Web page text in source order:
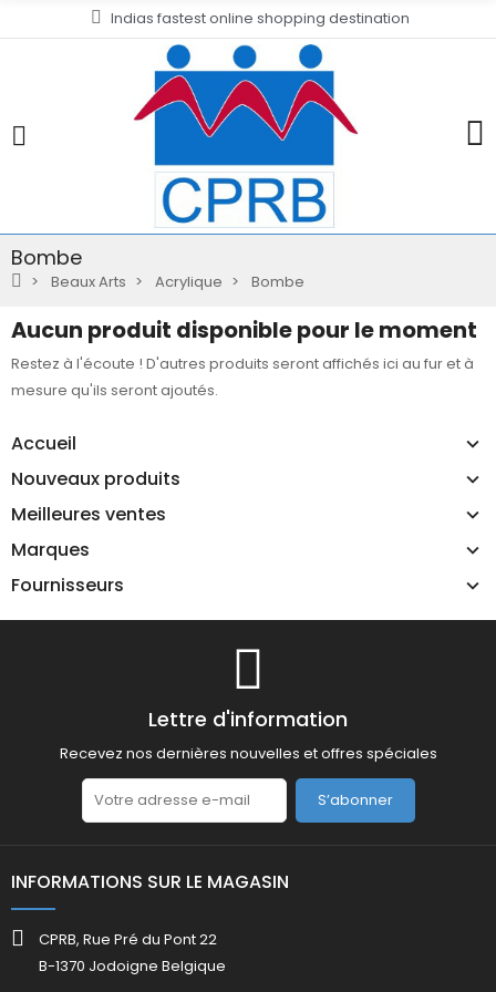
Indias fastest online shopping destination
Bombe
Beaux Arts Acrylique Bombe
Accueil
Nouveaux produits
Meilleures ventes
Marques
Fournisseurs
Aucun produit disponible pour le moment
Restez à l'écoute ! D'autres produits seront affichés ici au fur et à
mesure qu'ils seront ajoutés.
Lettre d'information
Recevez nos dernières nouvelles et offres spéciales
S’abonner
INFORMATIONS SUR LE MAGASIN
CPRB, Rue Pré du Pont 22
B-1370 Jodoigne Belgique